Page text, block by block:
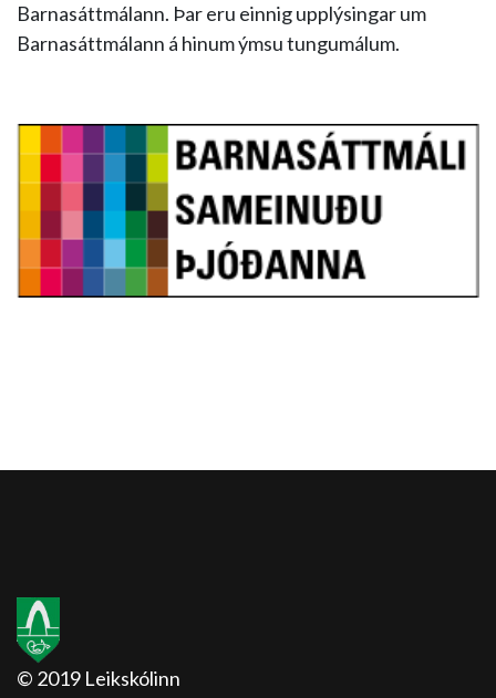
Barnasáttmálann. Þar eru einnig upplýsingar um
Barnasáttmálann á hinum ýmsu tungumálum.
© 2019 Leikskólinn